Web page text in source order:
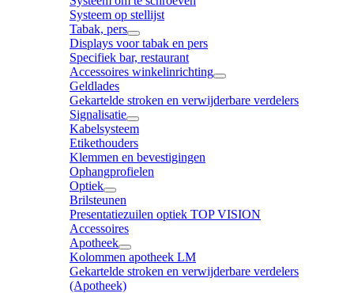
Systeem op stellijst
Tabak, pers
Displays voor tabak en pers
Specifiek bar, restaurant
Accessoires winkelinrichting
Geldlades
Gekartelde stroken en verwijderbare verdelers
Signalisatie
Kabelsysteem
Etikethouders
Klemmen en bevestigingen
Ophangprofielen
Optiek
Brilsteunen
Presentatiezuilen optiek TOP VISION
Accessoires
Apotheek
Kolommen apotheek LM
Gekartelde stroken en verwijderbare verdelers
(Apotheek)